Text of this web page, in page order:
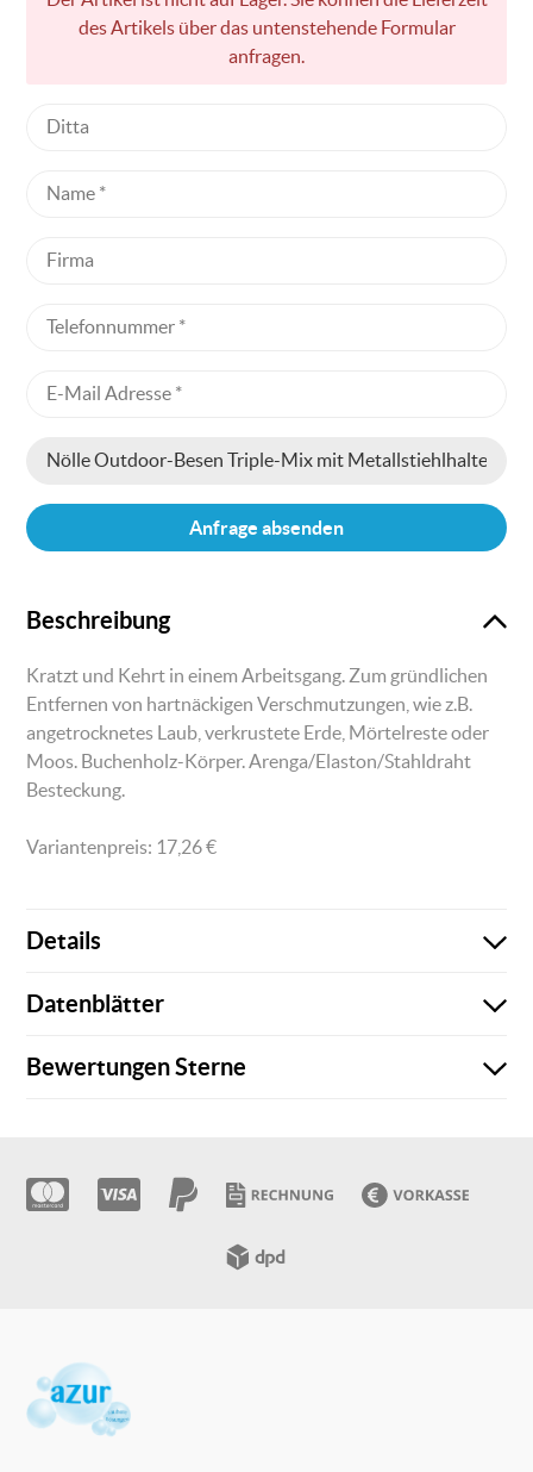
des Artikels über das untenstehende Formular
anfragen.
Beschreibung
Kratzt und Kehrt in einem Arbeitsgang. Zum gründlichen
Entfernen von hartnäckigen Verschmutzungen, wie z.B.
angetrocknetes Laub, verkrustete Erde, Mörtelreste oder
Moos. Buchenholz-Körper. Arenga/Elaston/Stahldraht
Besteckung.
Variantenpreis: 17,26€
Details
Es sind keine weiteren Details vorhanden!
Datenblätter
Es sind keine Sicherheitsdatenblätter vorhanden!
BewertungenSterne